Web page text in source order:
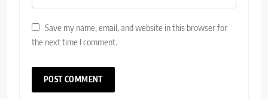
Save my name, email, and website in this browser for
the next time I comment.